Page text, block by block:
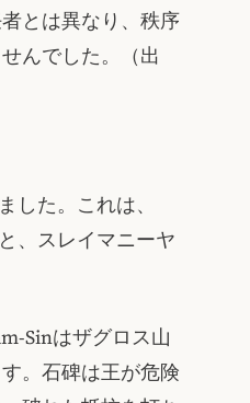
とは異なり、秩序
んでした。（出
た。これは、
、スレイマニーヤ
Sinはザグロス山
。石碑は王が危険